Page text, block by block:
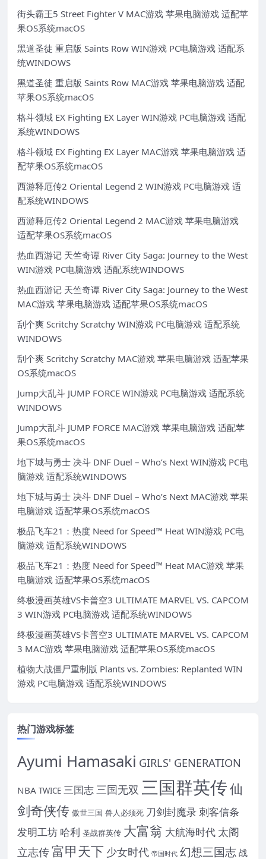
街头霸王5 Street Fighter V MAC游戏 苹果电脑游戏 适配苹
果OS系统macOS
黑道圣徒 重启版 Saints Row WIN游戏 PC电脑游戏 适配系
统WINDOWS
黑道圣徒 重启版 Saints Row MAC游戏 苹果电脑游戏 适配
苹果OS系统macOS
格斗领域 EX Fighting EX Layer WIN游戏 PC电脑游戏 适配
系统WINDOWS
格斗领域 EX Fighting EX Layer MAC游戏 苹果电脑游戏 适
配苹果OS系统macOS
西游释厄传2 Oriental Legend 2 WIN游戏 PC电脑游戏 适
配系统WINDOWS
西游释厄传2 Oriental Legend 2 MAC游戏 苹果电脑游戏
适配苹果OS系统macOS
热血西游记 天竺奇谭 River City Saga: Journey to the West
WIN游戏 PC电脑游戏 适配系统WINDOWS
热血西游记 天竺奇谭 River City Saga: Journey to the West
MAC游戏 苹果电脑游戏 适配苹果OS系统macOS
刮个爽 Scritchy Scratchy WIN游戏 PC电脑游戏 适配系统
WINDOWS
刮个爽 Scritchy Scratchy MAC游戏 苹果电脑游戏 适配苹果
OS系统macOS
Jump大乱斗 JUMP FORCE WIN游戏 PC电脑游戏 适配系统
WINDOWS
Jump大乱斗 JUMP FORCE MAC游戏 苹果电脑游戏 适配苹
果OS系统macOS
地下城与勇士 决斗 DNF Duel – Who’s Next WIN游戏 PC电
脑游戏 适配系统WINDOWS
地下城与勇士 决斗 DNF Duel – Who’s Next MAC游戏 苹果
电脑游戏 适配苹果OS系统macOS
极品飞车21：热度 Need for Speed™ Heat WIN游戏 PC电
脑游戏 适配系统WINDOWS
极品飞车21：热度 Need for Speed™ Heat MAC游戏 苹果
电脑游戏 适配苹果OS系统macOS
终极漫画英雄VS卡普空3 ULTIMATE MARVEL VS. CAPCOM
3 WIN游戏 PC电脑游戏 适配系统WINDOWS
终极漫画英雄VS卡普空3 ULTIMATE MARVEL VS. CAPCOM
3 MAC游戏 苹果电脑游戏 适配苹果OS系统macOS
植物大战僵尸重制版 Plants vs. Zombies: Replanted WIN
游戏 PC电脑游戏 适配系统WINDOWS
热门游戏标签
Ayumi Hamasaki GIRLS' GENERATION
NBA TWICE 三国志 三国无双 三国群英传仙
剑奇侠传 傲世三国 兽人必须死 刀剑封魔录刺客信条
发明工坊 哈利 圣战群英传 大富翁 大航海时代 太阁
立志传富甲天下 少女时代 帝国时代 幻想三国志 战